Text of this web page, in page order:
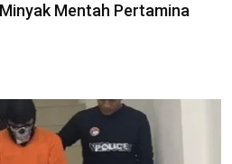
Mentah Pertamina